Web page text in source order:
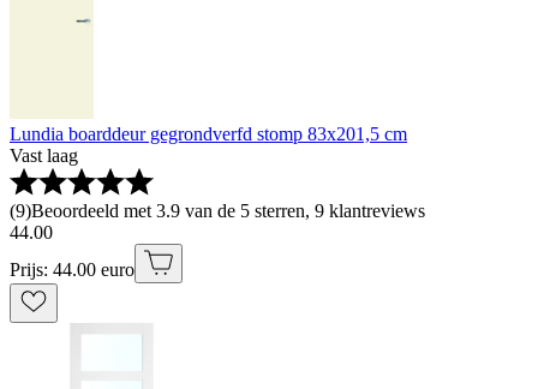
Lundia boarddeur gegrondverfd stomp 83x201,5 cm
Vast laag
(9)Beoordeeld met 3.9 van de 5 sterren, 9 klantreviews
44.00
Prijs: 44.00 euro